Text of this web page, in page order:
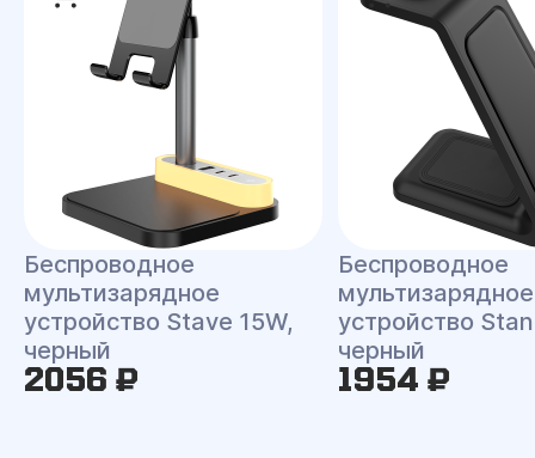
Беспроводное
мультизарядное
устройство Stave 15W,
черный
2056 ₽
Беспроводное
мультизарядное
устройство
черный
1954 ₽